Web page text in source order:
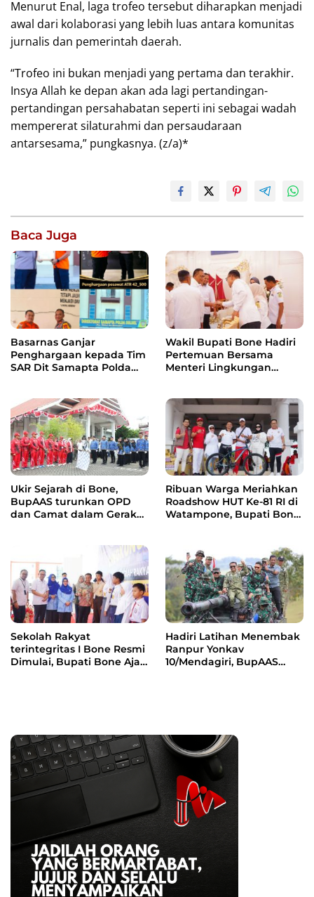
Menurut Enal, laga trofeo tersebut diharapkan menjadi
awal dari kolaborasi yang lebih luas antara komunitas
jurnalis dan pemerintah daerah.
“Trofeo ini bukan menjadi yang pertama dan terakhir.
Insya Allah ke depan akan ada lagi pertandingan-
pertandingan persahabatan seperti ini sebagai wadah
mempererat silaturahmi dan persaudaraan
antarsesama,” pungkasnya. (z/a)*
Baca Juga
Basarnas Ganjar
Penghargaan kepada Tim
SAR Dit Samapta Polda
Wakil Bupati Bone Hadiri
Pertemuan Bersama
Menteri Lingkungan
PSEL
Ukir Sejarah di Bone,
BupAAS turunkan OPD
dan Camat dalam Gerak
Ribuan Warga Meriahkan
Roadshow HUT Ke-81 RI di
Watampone, Bupati Bone
Semangat Membangun
Daerah
Sekolah Rakyat
terintegritas I Bone Resmi
Dimulai, Bupati Bone Ajak
Hadiri Latihan Menembak
Ranpur Yonkav
10/Mendagiri, BupAAS